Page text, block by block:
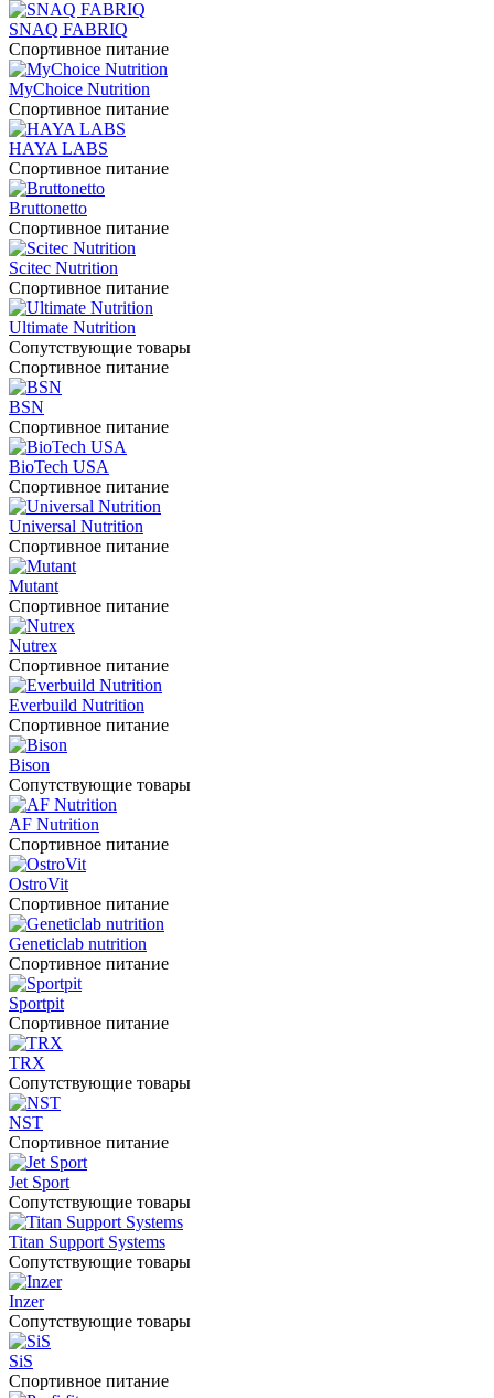
SNAQ FABRIQ
Спортивное питание
MyChoice Nutrition
Спортивное питание
HAYA LABS
Спортивное питание
Bruttonetto
Спортивное питание
Scitec Nutrition
Спортивное питание
Ultimate Nutrition
Сопутствующие товары
Спортивное питание
BSN
Спортивное питание
BioTech USA
Спортивное питание
Universal Nutrition
Спортивное питание
Mutant
Спортивное питание
Nutrex
Спортивное питание
Everbuild Nutrition
Спортивное питание
Bison
Сопутствующие товары
AF Nutrition
Спортивное питание
OstroVit
Спортивное питание
Geneticlab nutrition
Спортивное питание
Sportpit
Спортивное питание
TRX
Сопутствующие товары
NST
Спортивное питание
Jet Sport
Сопутствующие товары
Titan Support Systems
Сопутствующие товары
Inzer
Сопутствующие товары
SiS
Спортивное питание